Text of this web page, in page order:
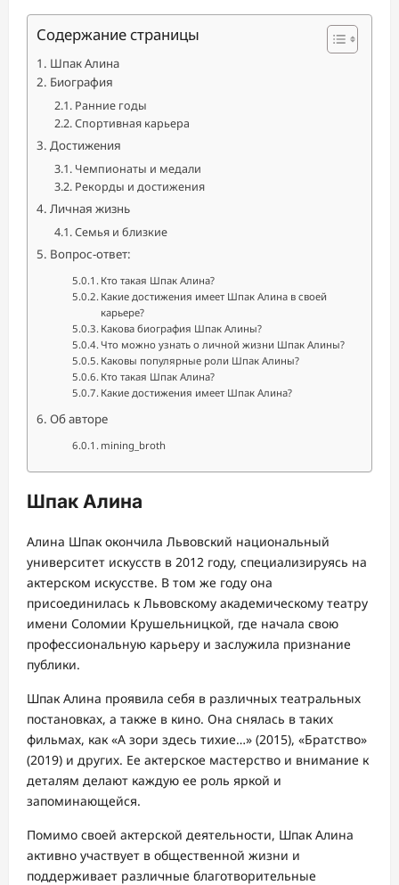
Содержание страницы
Шпак Алина
Биография
Ранние годы
Спортивная карьера
Достижения
Чемпионаты и медали
Рекорды и достижения
Личная жизнь
Семья и близкие
Вопрос-ответ:
Кто такая Шпак Алина?
Какие достижения имеет Шпак Алина в своей
карьере?
Какова биография Шпак Алины?
Что можно узнать о личной жизни Шпак Алины?
Каковы популярные роли Шпак Алины?
Кто такая Шпак Алина?
Какие достижения имеет Шпак Алина?
Об авторе
mining_broth
Шпак Алина
Алина Шпак окончила Львовский национальный
университет искусств в 2012 году, специализируясь на
актерском искусстве. В том же году она
присоединилась к Львовскому академическому театру
имени Соломии Крушельницкой, где начала свою
профессиональную карьеру и заслужила признание
публики.
Шпак Алина проявила себя в различных театральных
постановках, а также в кино. Она снялась в таких
фильмах, как «А зори здесь тихие…» (2015), «Братство»
(2019) и других. Ее актерское мастерство и внимание к
деталям делают каждую ее роль яркой и
запоминающейся.
Помимо своей актерской деятельности, Шпак Алина
активно участвует в общественной жизни и
поддерживает различные благотворительные